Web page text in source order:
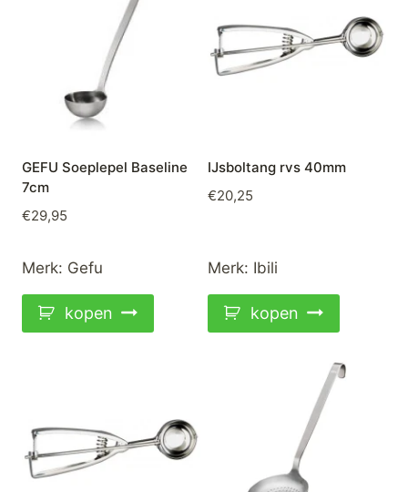
GEFU Soeplepel Baseline
7cm
€29,95
Merk: Gefu
kopen
IJsboltang rvs 40mm
€20,25
Merk: Ibili
kopen